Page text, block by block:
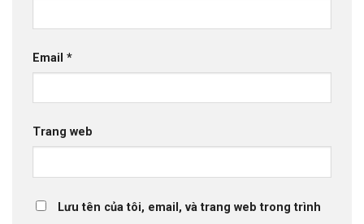
Email *
Trang web
Lưu tên của tôi, email, và trang web trong trình